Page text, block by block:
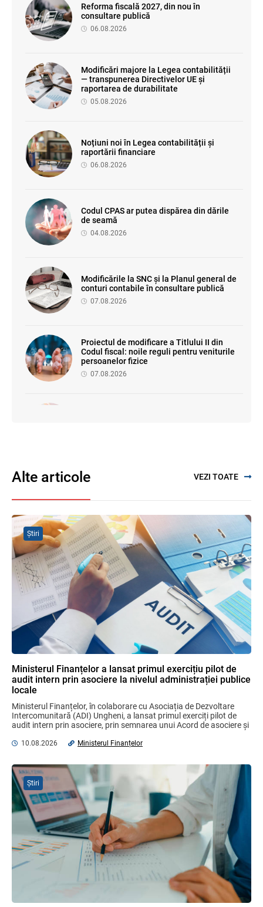
Reforma fiscală 2027, din nou în
consultare publică
06.08.2026
Modificări majore la Legea contabilității
— transpunerea Directivelor UE și
raportarea de durabilitate
05.08.2026
Noțiuni noi în Legea contabilității și
raportării financiare
06.08.2026
Codul CPAS ar putea dispărea din dările
de seamă
04.08.2026
Modificările la SNC și la Planul general de
conturi contabile în consultare publică
07.08.2026
Proiectul de modificare a Titlului II din
Codul fiscal: noile reguli pentru veniturile
persoanelor fizice
07.08.2026
Бухгалтерские и Налоговые
на полях
Domenii supuse controalelor fiscale
operative în luna august 2026
05.08.2026 Serviciul Fiscal de Stat
Garanția financiară pentru refacerea
mediului la exploatarea resurselor
minerale
04.08.2026
Mai puține taxe pe muncă. Mai multă
Mai corect pe excepții.
07.08.2026 Ministerul Finațelor
fără autorizarea BNM va crește
06.08.2026
MIA Plăți Instant: Soluția inovativă pentru
cetățeni, afaceri și plata serviciilor
publice
05.08.2026 BNM
Efectele trecerii la euro ca monedă de
referință
Alte articole VEZI TOATE
Ministerul Finanțelor a lansat primul exercițiu pilot de
audit intern prin asociere la nivelul administrației publice
locale
Ministerul Finanțelor, în colaborare cu Asociația de Dezvoltare
Intercomunitară (ADI) Ungheni, a lansat primul exerciți pilot de
audit intern prin asociere, prin semnarea unui Acord de asociere și
10.08.2026 Ministerul Finanțelor
Știri
Știri